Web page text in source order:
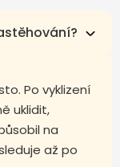
Po vyklizení
uklidit,
na
až po